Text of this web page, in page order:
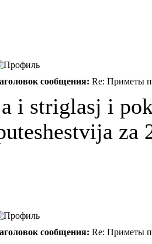
сообщения: Re: Приметы
i striglasj i
za
сообщения: Re: Приметы